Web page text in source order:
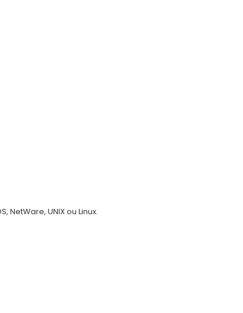
NetWare, UNIX ou Linux.